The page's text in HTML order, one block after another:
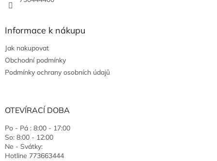
Informace k nákupu
Jak nakupovat
Obchodní podmínky
Podmínky ochrany osobních údajů
OTEVÍRACÍ DOBA
Po - Pá : 8:00 - 17:00
So: 8:00 - 12:00
Ne - Svátky:
Hotline 773663444